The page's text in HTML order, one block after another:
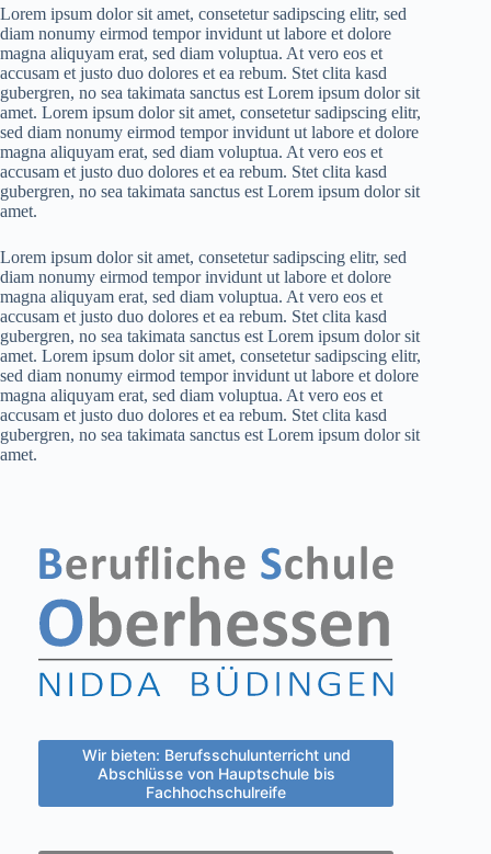
Lorem ipsum dolor sit amet, consetetur sadipscing elitr, sed
diam nonumy eirmod tempor invidunt ut labore et dolore
magna aliquyam erat, sed diam voluptua. At vero eos et
accusam et justo duo dolores et ea rebum. Stet clita kasd
gubergren, no sea takimata sanctus est Lorem ipsum dolor sit
amet. Lorem ipsum dolor sit amet, consetetur sadipscing elitr,
sed diam nonumy eirmod tempor invidunt ut labore et dolore
magna aliquyam erat, sed diam voluptua. At vero eos et
accusam et justo duo dolores et ea rebum. Stet clita kasd
gubergren, no sea takimata sanctus est Lorem ipsum dolor sit
amet.
Lorem ipsum dolor sit amet, consetetur sadipscing elitr, sed
diam nonumy eirmod tempor invidunt ut labore et dolore
magna aliquyam erat, sed diam voluptua. At vero eos et
accusam et justo duo dolores et ea rebum. Stet clita kasd
gubergren, no sea takimata sanctus est Lorem ipsum dolor sit
amet. Lorem ipsum dolor sit amet, consetetur sadipscing elitr,
sed diam nonumy eirmod tempor invidunt ut labore et dolore
magna aliquyam erat, sed diam voluptua. At vero eos et
accusam et justo duo dolores et ea rebum. Stet clita kasd
gubergren, no sea takimata sanctus est Lorem ipsum dolor sit
amet.
Wir bieten: Berufsschulunterricht und
Abschlüsse von Hauptschule bis
Fachhochschulreife